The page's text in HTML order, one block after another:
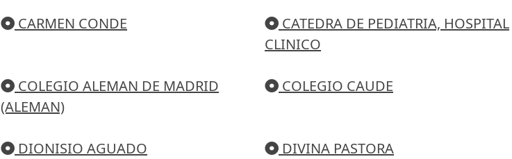
CARMEN CONDE
CATEDRA DE PEDIATRIA, HOSPITAL
CLINICO
COLEGIO ALEMAN DE MADRID
(ALEMAN)
COLEGIO CAUDE
DIONISIO AGUADO DIVINA PASTORA